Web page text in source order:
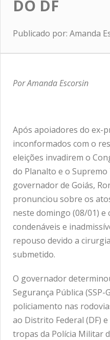
DO DF
Publicado por: Amanda
Por Amanda Escorsin
Após apoiadores do ex-
inconformados com o
eleições invadirem o
do Planalto e o Supremo
governador de Goiás,
pronunciou sobre os
neste domingo (08/01) e
condenáveis e
repouso devido a
submetido.
O governador
Segurança Pública
policiamento nas
ao Distrito Federal (DF)
tropas da Polícia Militar